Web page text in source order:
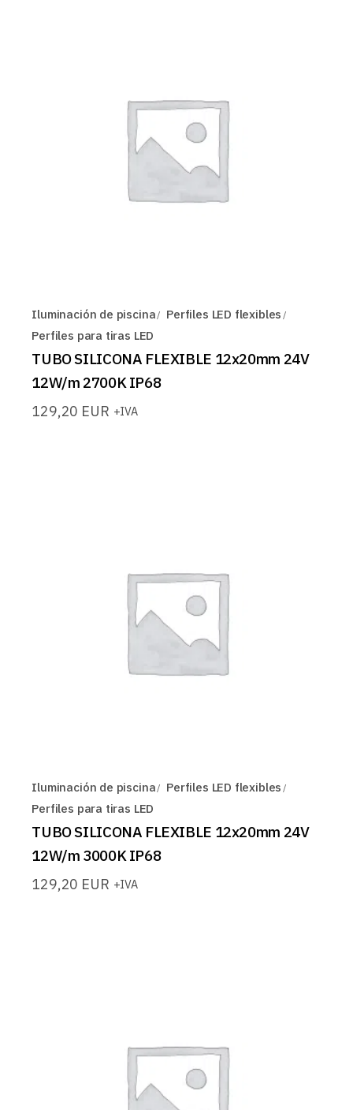
Iluminación de piscina
Perfiles LED flexibles
Perfiles para tiras LED
TUBO SILICONA FLEXIBLE 12x20mm 24V
12W/m 2700K IP68
129,20 EUR +IVA
Iluminación de piscina
Perfiles LED flexibles
Perfiles para tiras LED
TUBO SILICONA FLEXIBLE 12x20mm 24V
12W/m 3000K IP68
129,20 EUR +IVA